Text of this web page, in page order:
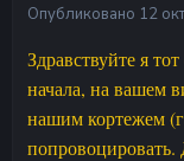
Опубликовано 12
Здравствуйте я
начала, на вашем
нашим кортежем
попровоцировать.